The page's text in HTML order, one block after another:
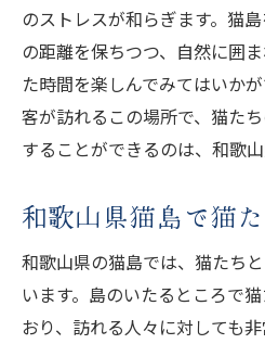
のストレスが和らぎます。猫
の距離を保ちつつ、自然に囲
た時間を楽しんでみてはいか
客が訪れるこの場所で、猫た
することができるのは、和歌
和歌山県猫島で猫
和歌山県の猫島では、猫たち
います。島のいたるところで
おり、訪れる人々に対しても非